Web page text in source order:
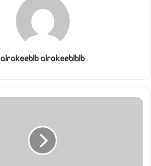
alrakeeblb alrakeeblblb